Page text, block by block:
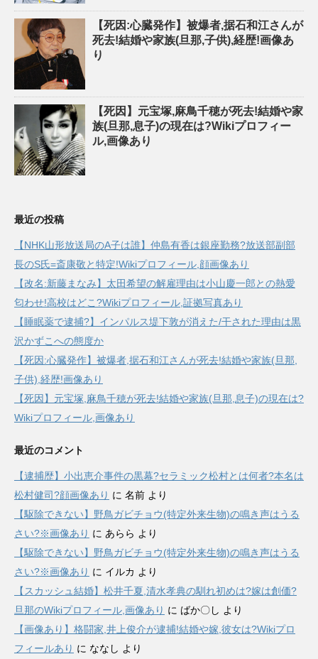
【死因:心臓発作】被爆者,据石和江さんが
死去!結婚や家族(旦那,子供),経歴!画像あ
り
【死因】元宝塚,麻鳥千穂が死去!結婚や家
族(旦那,息子)の現在は?Wikiプロフィー
ル,画像あり
最近の投稿
【NHK山形放送局のA子は誰】仲島有香は銀座勤務?放送部副部
長のS氏=斎康敬と特定!Wikiプロフィール,顔画像あり
【改名:新藤まなみ】太田希望の解雇理由は小山慶一郎との熱愛
匂わせ!高校はどこ?Wikiプロフィール,証拠写真あり
【睡眠薬で逮捕?】インパルス堤下敦が消えた/干された理由は黒
沢かずこへの態度か
【死因:心臓発作】被爆者,据石和江さんが死去!結婚や家族(旦那,
子供),経歴!画像あり
【死因】元宝塚,麻鳥千穂が死去!結婚や家族(旦那,息子)の現在は?
Wikiプロフィール,画像あり
最近のコメント
【逮捕歴】小出恵介事件の黒幕?セラミック松村とは何者?本名は
松村健司?顔画像あり に 名前 より
【駆除できない】野鳥ガビチョウ(特定外来生物)の鳴き声はうる
さい?※画像あり に あらら より
【駆除できない】野鳥ガビチョウ(特定外来生物)の鳴き声はうる
さい?※画像あり に イルカ より
【スカッシュ結婚】松井千夏,清水孝典の馴れ初めは?嫁は創価?
旦那のWikiプロフィール,画像あり に ばか〇し より
【画像あり】格闘家,井上俊介が逮捕!結婚や嫁,彼女は?Wikiプロ
フィールあり に ななし より